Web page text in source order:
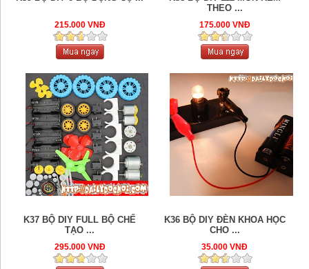
215.000 VNĐ
THEO ...
175.000 VNĐ
K37 BỘ DIY FULL BỘ CHẾ
TẠO ...
295.000 VNĐ
K36 BỘ DIY ĐÈN KHOA HỌC
CHO ...
35.000 VNĐ